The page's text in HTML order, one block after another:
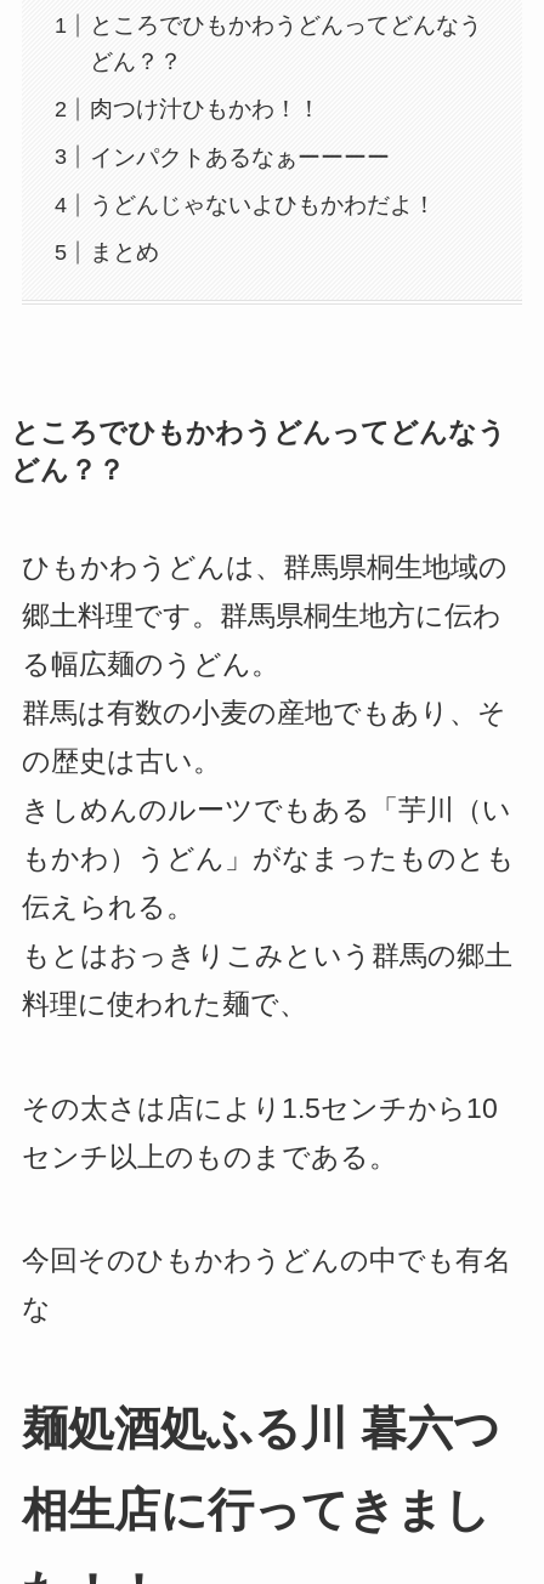
ところでひもかわうどんってどんなう
どん？？
肉つけ汁ひもかわ！！
インパクトあるなぁーーーー
うどんじゃないよひもかわだよ！
まとめ
ところでひもかわうどんってどんなう
どん？？
ひもかわうどんは、群馬県桐生地域の
郷土料理です。群馬県桐生地方に伝わ
る幅広麺のうどん。
群馬は有数の小麦の産地でもあり、そ
の歴史は古い。
きしめんのルーツでもある「芋川（い
もかわ）うどん」がなまったものとも
伝えられる。
もとはおっきりこみという群馬の郷土
料理に使われた麺で、
その太さは店により1.5センチから10
センチ以上のものまである。
今回そのひもかわうどんの中でも有名
な
麺処酒処ふる川 暮六つ
相生店に行ってきまし